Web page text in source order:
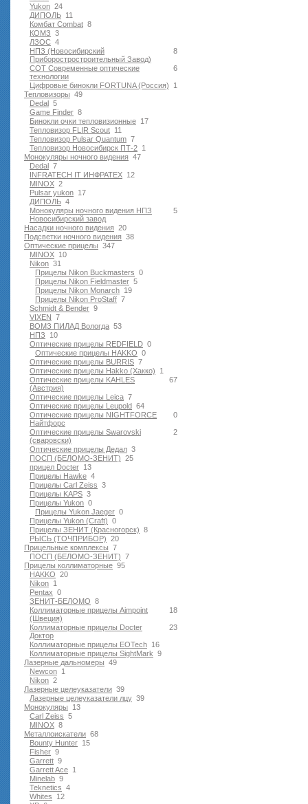
24
Yukon
11
ДИПОЛЬ
8
Комбат Combat
3
КОМЗ
4
ЛЗОС
8
НПЗ (Новосибирский
Приборостростроительный Завод)
6
СОТ Современные оптические
технологии
1
Цифровые бинокли FORTUNA (Россия)
49
Тепловизоры
5
Dedal
8
Game Finder
17
Бинокли очки тепловизионные
11
Тепловизор FLIR Scout
7
Тепловизор Pulsar Quantum
1
Тепловизор Новосибирск ПТ-2
47
Монокуляры ночного видения
7
Dedal
12
INFRATECH IT ИНФРАТЕХ
2
MINOX
17
Pulsar yukon
4
ДИПОЛЬ
5
Монокуляры ночного видения НПЗ
Новосибирский завод
20
Насадки ночного видения
38
Подсветки ночного видения
347
Оптические прицелы
10
MINOX
31
Nikon
0
Прицелы Nikon Buckmasters
5
Прицелы Nikon Fieldmaster
19
Прицелы Nikon Monarch
7
Прицелы Nikon ProStaff
9
Schmidt & Bender
7
VIXEN
53
ВОМЗ ПИЛАД Вологда
10
НПЗ
0
Оптические прицелы REDFIELD
0
Оптические прицелы HAKKO
7
Оптические прицелы BURRIS
1
Оптические прицелы Hakko (Хакко)
67
Оптические прицелы KAHLES
(Австрия)
7
Оптические прицелы Leica
64
Оптические прицелы Leupold
0
Оптические прицелы NIGHTFORCE
Найтфорс
2
Оптические прицелы Swarovski
(сваровски)
3
Оптические прицелы Дедал
25
ПОСП (БЕЛОМО-ЗЕНИТ)
13
прицел Docter
4
Прицелы Hawke
3
Прицелы Carl Zeiss
3
Прицелы KAPS
0
Прицелы Yukon
0
Прицелы Yukon Jaeger
0
Прицелы Yukon (Craft)
8
Прицелы ЗЕНИТ (Красногорск)
20
РЫСЬ (ТОЧПРИБОР)
7
Прицельные комплексы
7
ПОСП (БЕЛОМО-ЗЕНИТ)
95
Прицелы коллиматорные
20
HAKKO
1
Nikon
0
Pentax
8
ЗЕНИТ-БЕЛОМО
18
Коллиматорные прицелы Aimpoint
(Швеция)
23
Коллиматорные прицелы Docter
Доктор
16
Коллиматорные прицелы EOTech
9
Коллиматорные прицелы SightMark
49
Лазерные дальномеры
1
Newcon
2
Nikon
39
Лазерные целеуказатели
39
Лазерные целеуказатели лцу
13
Монокуляры
5
Carl Zeiss
8
MINOX
68
Металлоискатели
15
Bounty Hunter
9
Fisher
9
Garrett
1
Garrett Ace
9
Minelab
4
Teknetics
12
Whites